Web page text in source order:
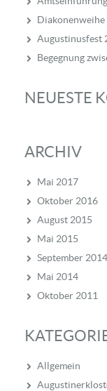
Augustinusfest
Begegnung
NEUESTE
ARCHIV
Mai 2017
Oktober 2016
August 2015
Mai 2015
September 2014
Mai 2014
Oktober 2011
Allgemein